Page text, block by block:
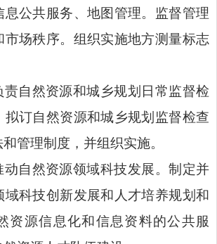
息公共服务、地图管理。监督管理
市场秩序。组织实施地方测量标志
责自然资源和城乡规划日常监督检
拟订自然资源和城乡规划监督检查
管理制度，并组织实施。
动自然资源领域科技发展。制定并
域科技创新发展和人才培养规划和
资源信息化和信息资料的公共服